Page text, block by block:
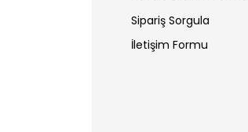
Sipariş Sorgula
İletişim Formu